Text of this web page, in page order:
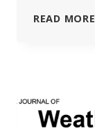
READ MORE